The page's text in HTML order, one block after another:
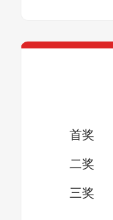
首奖
二奖
三奖